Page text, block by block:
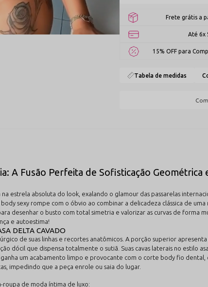
Frete grátis a
Até 6x
15% OFF para
Tabela de medidas
A Fusão Perfeita de Sofisticação
estrela absoluta do look, exalando o glamour das passarelas
sexy rompe com o óbvio ao combinar a delicadeza clássica de
desenhar o busto com total simetria e valorizar as curvas de forma
e autoestima!
DELTA CAVADO
de suas linhas e recortes anatômicos. A porção superior
dócil que dispensa totalmente o sutiã. Suas cavas laterais no estilo
um acabamento limpo e provocante com o corte body fio dental,
impedindo que a peça enrole ou saia do lugar.
roupa de moda íntima de luxo: